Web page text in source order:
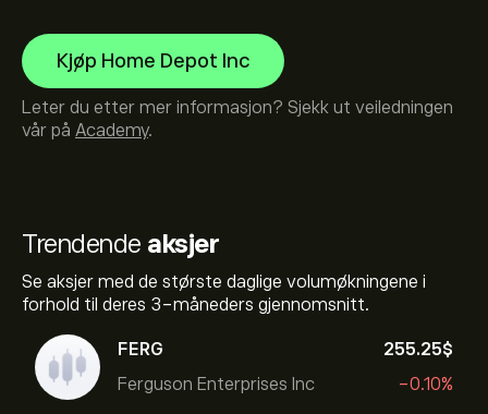
Trendende aksjer
Se aksjer med de største daglige volumøkningene i
forhold til deres 3-måneders gjennomsnitt.
FERG
Ferguson Enterprises Inc
255.25‎$‎
-0.10%
Kjøp Home Depot Inc
Leter du etter mer informasjon? Sjekk ut veiledningen
vår på Academy.